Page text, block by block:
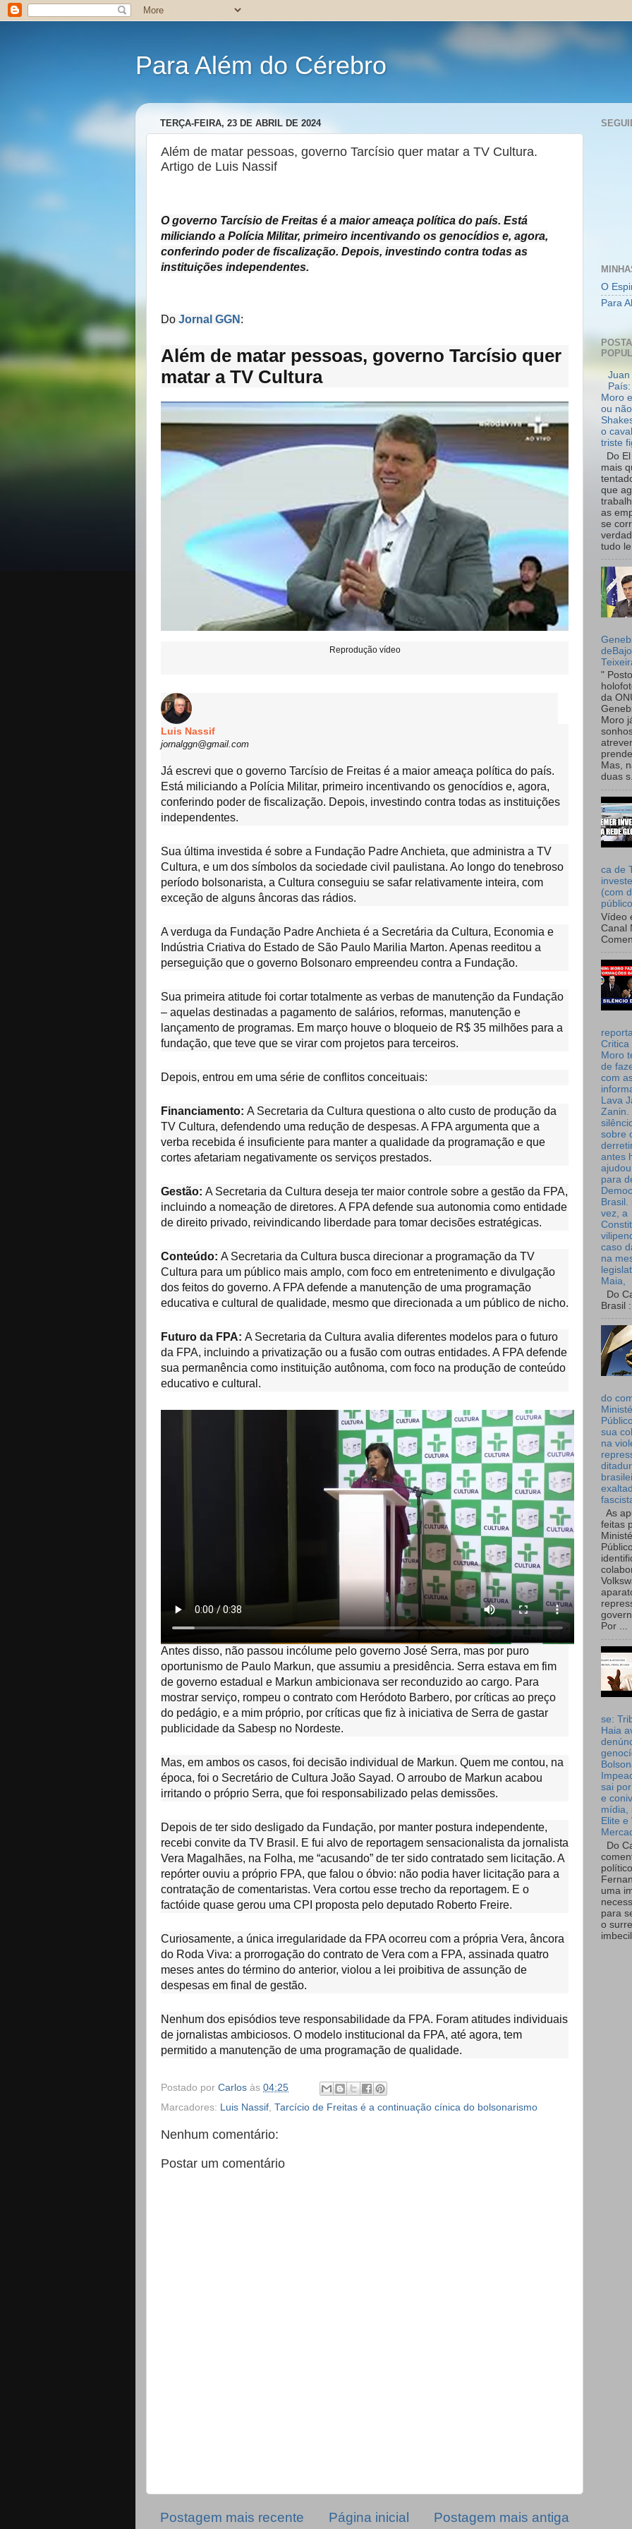
Para Além do Cérebro
TERÇA-FEIRA, 23 DE ABRIL DE 2024
Além de matar pessoas, governo Tarcísio quer matar a TV Cultura.
Artigo de Luis Nassif
O governo Tarcísio de Freitas é a maior ameaça política do país. Está
miliciando a Polícia Militar, primeiro incentivando os genocídios e, agora,
conferindo poder de fiscalização. Depois, investindo contra todas as
instituições independentes.
Do Jornal GGN :
Além de matar pessoas, governo Tarcísio quer
matar a TV Cultura
Reprodução vídeo
Luis Nassif
jornalggn@gmail.com
Já escrevi que o governo Tarcísio de Freitas é a maior ameaça política do país.
Está miliciando a Polícia Militar, primeiro incentivando os genocídios e, agora,
conferindo poder de fiscalização. Depois, investindo contra todas as instituições
independentes.
Sua última investida é sobre a Fundação Padre Anchieta, que administra a TV
Cultura, e um dos símbolos da sociedade civil paulistana. Ao longo do tenebroso
período bolsonarista, a Cultura conseguiu se safar relativamente inteira, com
exceção de alguns âncoras das rádios.
A verduga da Fundação Padre Anchieta é a Secretária da Cultura, Economia e
Indústria Criativa do Estado de São Paulo Marilia Marton. Apenas reeditou a
perseguição que o governo Bolsonaro empreendeu contra a Fundação.
Sua primeira atitude foi cortar totalmente as verbas de manutenção da Fundação
– aquelas destinadas a pagamento de salários, reformas, manutenção e
lançamento de programas. Em março houve o bloqueio de R$ 35 milhões para a
fundação, que teve que se virar com projetos para terceiros.
Depois, entrou em uma série de conflitos conceituais:
Financiamento: A Secretaria da Cultura questiona o alto custo de produção da
TV Cultura, defendendo uma redução de despesas. A FPA argumenta que a
verba recebida é insuficiente para manter a qualidade da programação e que
cortes afetariam negativamente os serviços prestados.
Gestão: A Secretaria da Cultura deseja ter maior controle sobre a gestão da FPA,
incluindo a nomeação de diretores. A FPA defende sua autonomia como entidade
de direito privado, reivindicando liberdade para tomar decisões estratégicas.
Conteúdo: A Secretaria da Cultura busca direcionar a programação da TV
Cultura para um público mais amplo, com foco em entretenimento e divulgação
dos feitos do governo. A FPA defende a manutenção de uma programação
educativa e cultural de qualidade, mesmo que direcionada a um público de nicho.
Futuro da FPA: A Secretaria da Cultura avalia diferentes modelos para o futuro
da FPA, incluindo a privatização ou a fusão com outras entidades. A FPA defende
sua permanência como instituição autônoma, com foco na produção de conteúdo
educativo e cultural.
Antes disso, não passou incólume pelo governo José Serra, mas por puro
oportunismo de Paulo Markun, que assumiu a presidência. Serra estava em fim
de governo estadual e Markun ambicionava ser reconduzido ao cargo. Para
mostrar serviço, rompeu o contrato com Heródoto Barbero, por críticas ao preço
do pedágio, e a mim próprio, por críticas que fiz à iniciativa de Serra de gastar
publicidade da Sabesp no Nordeste.
Mas, em ambos os casos, foi decisão individual de Markun. Quem me contou, na
época, foi o Secretário de Cultura João Sayad. O arroubo de Markun acabou
irritando o próprio Serra, que foi responsabilizado pelas demissões.
Depois de ter sido desligado da Fundação, por manter postura independente,
recebi convite da TV Brasil. E fui alvo de reportagem sensacionalista da jornalista
Vera Magalhães, na Folha, me “acusando” de ter sido contratado sem licitação. A
repórter ouviu a próprio FPA, que falou o óbvio: não podia haver licitação para a
contratação de comentaristas. Vera cortou esse trecho da reportagem. E o
factóide quase gerou uma CPI proposta pelo deputado Roberto Freire.
Curiosamente, a única irregularidade da FPA ocorreu com a própria Vera, âncora
do Roda Viva: a prorrogação do contrato de Vera com a FPA, assinada quatro
meses antes do término do anterior, violou a lei proibitiva de assunção de
despesas em final de gestão.
Nenhum dos episódios teve responsabilidade da FPA. Foram atitudes individuais
de jornalistas ambiciosos. O modelo institucional da FPA, até agora, tem
permitido a manutenção de uma programação de qualidade.
Postado por Carlos às 04:25
Marcadores: Luis Nassif, Tarcício de Freitas é a continuação cínica do bolsonarismo
Nenhum comentário:
Postar um comentário
Postagem mais recente Postagem mais antiga
Página inicial
O
Para
Juan
Moro
ou
o
triste
Do
mais
que
as
se
tudo
"
da
Moro
Mas,
duas
ca de
(com
Vídeo
Canal
Critica
Moro
de
com
Lava
Zanin.
sobre
antes
para
Brasil.
vez, a
caso
na
Maia,
Do
Brasil :
do
sua
na
As
feitas
Por ...
se:
Haia
sai
e
mídia,
Elite e
Do
uma
para
o